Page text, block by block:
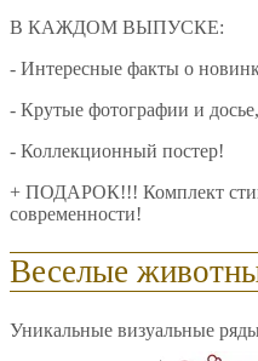
В КАЖДОМ ВЫПУСКЕ:
- Интересные факты о
- Крутые фотографии и
- Коллекционный постер!
+ ПОДАРОК!!! Комплект
современности!
Веселые
Уникальные визуальные